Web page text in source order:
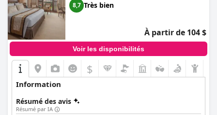
8,7 Très bien
À partir de 104 $
Voir les disponibilités
$
Information
Résumé des avis
Résumé par IA